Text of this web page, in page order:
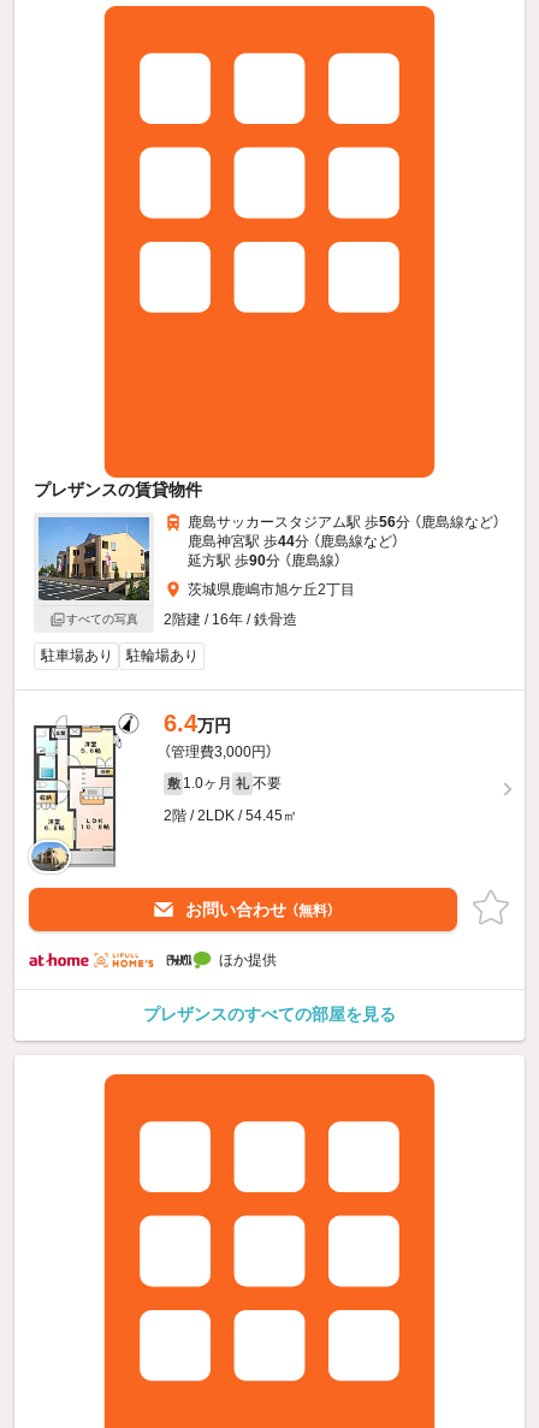
プレザンスの賃貸物件
すべての写真
鹿島サッカースタジアム駅 歩56分 （鹿島線など）
鹿島神宮駅 歩44分 （鹿島線など）
延方駅 歩90分 （鹿島線）
茨城県鹿嶋市旭ケ丘2丁目
2階建 / 16年 / 鉄骨造
駐車場あり 駐輪場あり
6.4万円
（管理費3,000円）
敷 1.0ヶ月 礼 不要
2階 / 2LDK / 54.45㎡
お問い合わせ （無料）
ほか提供
プレザンスのすべての部屋を見る